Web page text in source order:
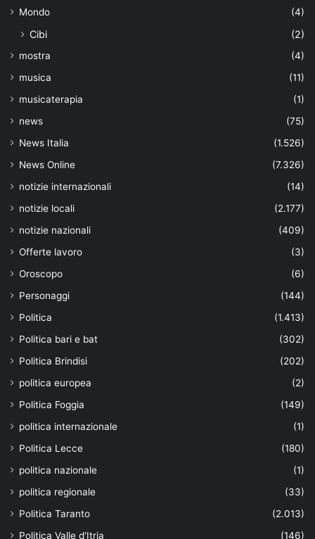
Mondo
(4)
Cibi (2)
mostra
(4)
musica
(11)
musicaterapia
(1)
news
(75)
News Italia
(1.526)
News Online
(7.326)
notizie internazionali
(14)
notizie locali
(2.177)
notizie nazionali
(409)
Offerte lavoro
(3)
Oroscopo
(6)
Personaggi
(144)
Politica
(1.413)
Politica bari e bat
(302)
Politica Brindisi
(202)
politica europea
(2)
Politica Foggia
(149)
politica internazionale
(1)
Politica Lecce
(180)
politica nazionale
(1)
politica regionale
(33)
Politica Taranto
(2.013)
Politica Valle d'Itria
(146)